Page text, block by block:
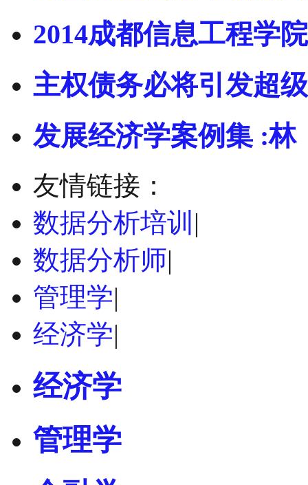
2014成都信息工程学院
主权债务必将引发超
发展经济学案例集 :林
友情链接：
数据分析培训 |
数据分析师|
管理学|
经济学|
经济学
管理学